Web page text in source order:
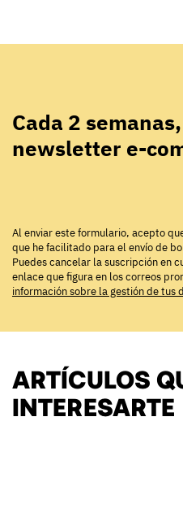
Cada 2
newsletter e-
Al enviar este formulario, acepto
que he facilitado para el envío de
Puedes cancelar la suscripción en
enlace que figura en los correos
información sobre la gestión de tus
ARTÍCULOS
INTERESARTE